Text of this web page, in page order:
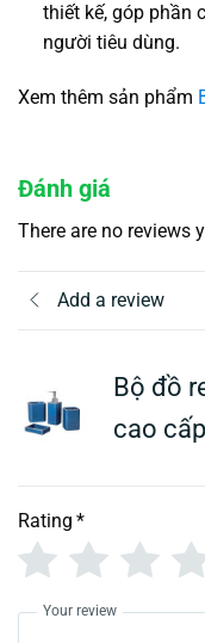
thiết kế, góp phần
người tiêu dùng.
Xem thêm sản phẩm
Đánh giá
There are no reviews
Add a review
Bộ đồ
cao
Rating *
Your review